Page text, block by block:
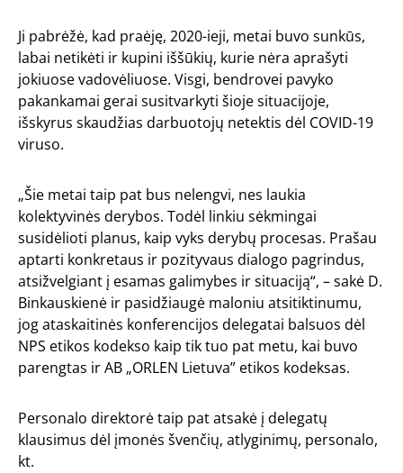
Ji pabrėžė, kad praėję, 2020-ieji, metai buvo sunkūs,
labai netikėti ir kupini iššūkių, kurie nėra aprašyti
jokiuose vadovėliuose. Visgi, bendrovei pavyko
pakankamai gerai susitvarkyti šioje situacijoje,
išskyrus skaudžias darbuotojų netektis dėl COVID-19
viruso.
„Šie metai taip pat bus nelengvi, nes laukia
kolektyvinės derybos. Todėl linkiu sėkmingai
susidėlioti planus, kaip vyks derybų procesas. Prašau
aptarti konkretaus ir pozityvaus dialogo pagrindus,
atsižvelgiant į esamas galimybes ir situaciją“, – sakė D.
Binkauskienė ir pasidžiaugė maloniu atsitiktinumu,
jog ataskaitinės konferencijos delegatai balsuos dėl
NPS etikos kodekso kaip tik tuo pat metu, kai buvo
parengtas ir AB „ORLEN Lietuva” etikos kodeksas.
Personalo direktorė taip pat atsakė į delegatų
klausimus dėl įmonės švenčių, atlyginimų, personalo,
kt.